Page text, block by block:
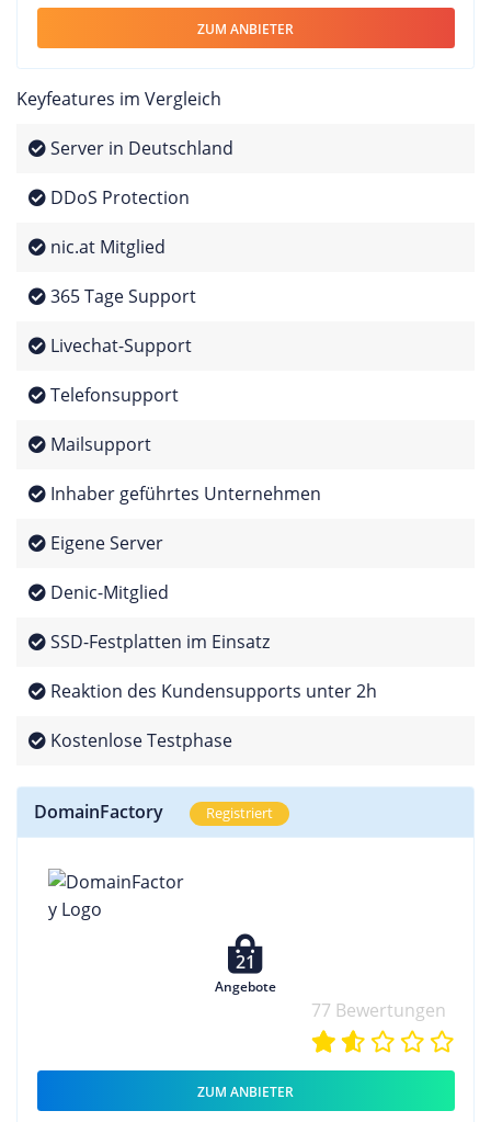
ZUM ANBIETER
Keyfeatures im Vergleich
Server in Deutschland
DDoS Protection
nic.at Mitglied
365 Tage Support
Livechat-Support
Telefonsupport
Mailsupport
Inhaber geführtes Unternehmen
Eigene Server
Denic-Mitglied
SSD-Festplatten im Einsatz
Reaktion des Kundensupports unter 2h
Kostenlose Testphase
DomainFactory Registriert
21
Angebote
77 Bewertungen
ZUM ANBIETER